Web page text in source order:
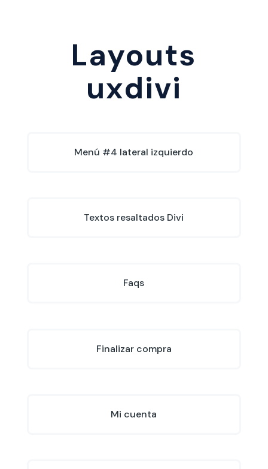
Layouts
uxdivi
Menú #4 lateral izquierdo
Textos resaltados Divi
Faqs
Finalizar compra
Mi cuenta